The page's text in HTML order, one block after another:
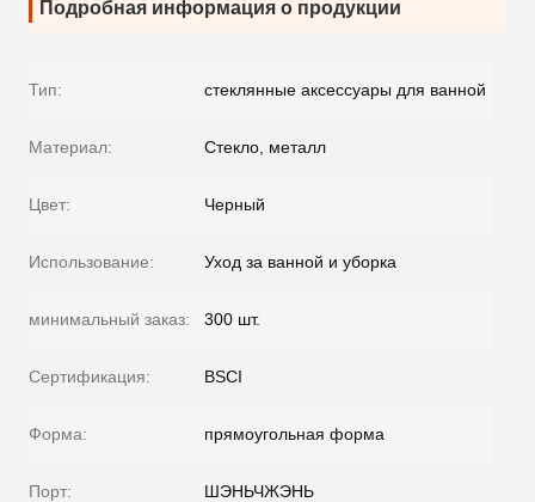
Подробная информация о продукции
Тип: стеклянные аксессуары для ванной
Материал: Стекло, металл
Цвет: Черный
Использование: Уход за ванной и уборка
минимальный заказ: 300 шт.
Сертификация: BSCI
Форма: прямоугольная форма
Порт: ШЭНЬЧЖЭНЬ